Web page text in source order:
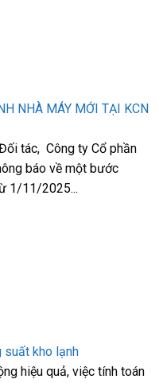
NHÀ MÁY MỚI TẠI KCN
tác, Công ty Cổ phần
báo về một bước
1/11/2025...
suất kho lạnh
hiệu quả, việc tính toán